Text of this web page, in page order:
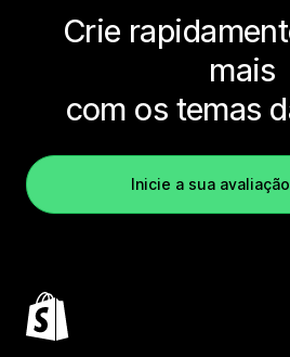
Crie
mais
com os temas
Inicie a sua